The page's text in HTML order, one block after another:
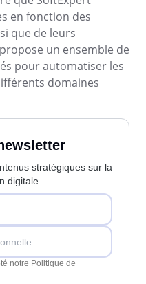
en fonction des
que de leurs
un ensemble de
pour automatiser les
domaines
stratégiques sur la
digitale.
notre Politique de